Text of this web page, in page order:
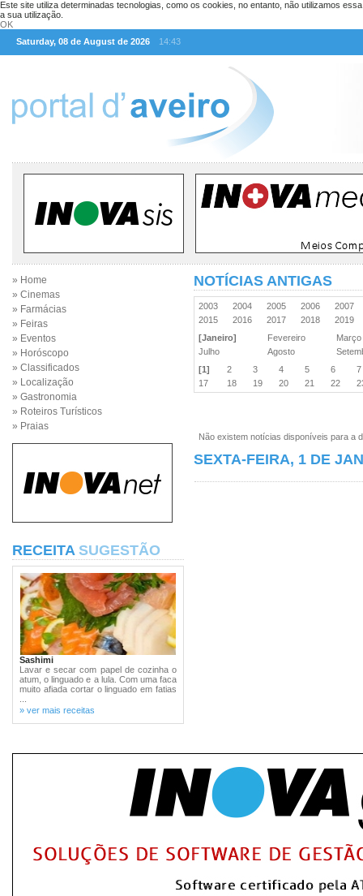
Este site utiliza determinadas tecnologias, como os cookies, no entanto, não utilizamos
a sua utilização.
OK
Saturday, 08 de August de 2026
14:43
» Home
» Cinemas
» Farmácias
» Feiras
» Eventos
» Horóscopo
» Classificados
» Localização
» Gastronomia
» Roteiros Turísticos
» Praias
RECEITA SUGESTÃO
Sashimi
Lavar e secar com papel de cozinha o
atum, o linguado e a lula. Com uma faca
muito afiada cortar o linguado em fatias
» ver mais receitas
NOTÍCIAS ANTIGAS
2003 2004 2005 2006
2007
2015
2016 2017 2018
2019
[Janeiro]
Fevereiro
Julho
Agosto
[1]
2 3 4 5 6
17
18 19 20 21 22
Não existem notícias disponíveis para a
SEXTA-FEIRA, 1 DE